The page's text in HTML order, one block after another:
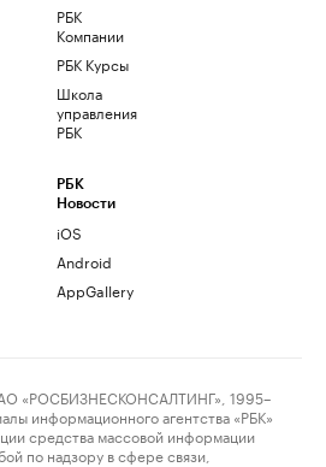
РБК
Компании
РБК Курсы
Школа
управления
РБК
РБК
Новости
iOS
Android
AppGallery
«РОСБИЗНЕСКОНСАЛТИНГ», 1995–
информационного агентства «РБК»
средства массовой информации
по надзору в сфере связи,